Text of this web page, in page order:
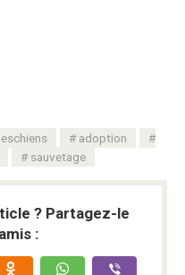
adoption
sauvetage
? Partagez-le
: